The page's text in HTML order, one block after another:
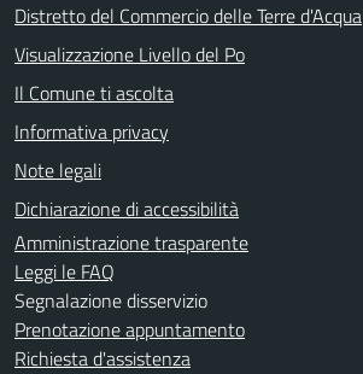
Distretto del Commercio delle Terre d'Acqua
Visualizzazione Livello del Po
Il Comune ti ascolta
Informativa privacy
Note legali
Dichiarazione di accessibilità
Amministrazione trasparente
Leggi le FAQ
Segnalazione disservizio
Prenotazione appuntamento
Richiesta d'assistenza